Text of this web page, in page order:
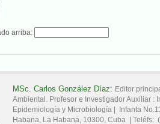
arriba:
MSc. Carlos González Díaz: Editor
Ambiental. Profesor e Investigador Auxiliar :
Epidemiología y Microbiología |
Infanta
Habana, La Habana, 10300, Cuba Teléfs: